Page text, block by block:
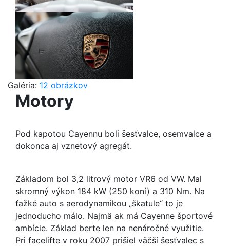
Galéria: 12 obrázkov
Motory
Pod kapotou Cayennu boli šesťvalce, osemvalce a
dokonca aj vznetový agregát.
Základom bol 3,2 litrový motor VR6 od VW. Mal
skromný výkon 184 kW (250 koní) a 310 Nm. Na
ťažké auto s aerodynamikou „škatule“ to je
jednoducho málo. Najmä ak má Cayenne športové
ambície. Základ berte len na nenáročné využitie.
Pri facelifte v roku 2007 prišiel väčší šesťvalec s